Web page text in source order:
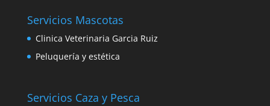
Servicios Mascotas
Clinica Veterinaria Garcia Ruiz
Peluquería y estética
Servicios Caza y Pesca